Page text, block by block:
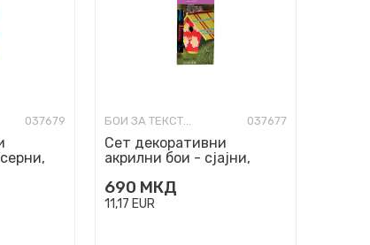
037679 БОИ ЗА ТЕКСТИЛ 037677
Сет декоративни
акрилни бои - сјајни,
glossy, 6 x ...
690 МКД
11,17 EUR